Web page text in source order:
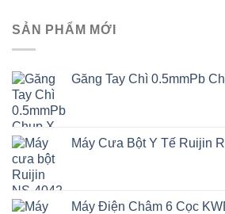
SẢN PHẨM MỚI
Găng Tay Chì 0.5mmPb
Máy Cưa Bột Y Tế Ruijin
Máy Điện Châm 6 Cọc